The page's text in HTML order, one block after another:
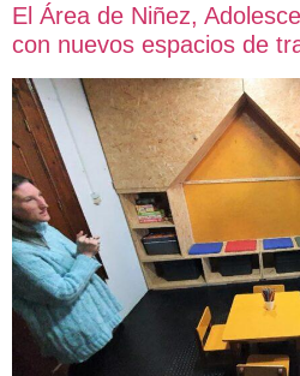
El Área de Niñez,
con nuevos espacios de